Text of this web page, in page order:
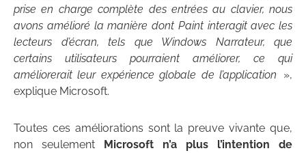
prise en charge complète des entrées au clavier, nous
avons amélioré la manière dont Paint interagit avec les
lecteurs d’écran, tels que Windows Narrateur, que
certains utilisateurs pourraient améliorer, ce qui
améliorerait leur expérience globale de l’application »,
explique Microsoft.
Toutes ces améliorations sont la preuve vivante que,
non seulement Microsoft n’a plus l’intention de